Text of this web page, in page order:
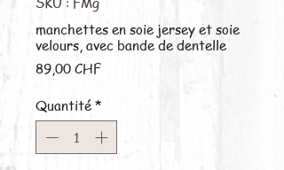
manchettes en soie jersey et soie
velours, avec bande de dentelle
89,00 CHFPrix
Quantité *